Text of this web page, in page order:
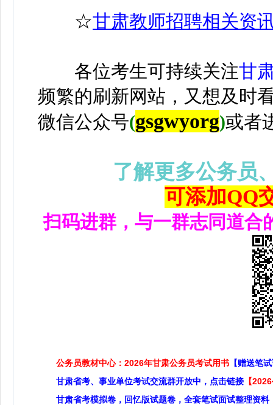
☆甘肃教师招聘相关资
各位考生可持续关注甘
频繁的刷新网站，又想及时
微信公众号(gsgwyorg)或者
了解更多公务员
可添加QQ
扫码进群，与一群志同道合
公务员教材中心：2026年甘肃公务员考试用书 【赠送笔
甘肃省考、事业单位考试交流群开放中，点击链接 【
甘肃省考模拟卷，回忆版试题卷，全套笔试面试整理资料